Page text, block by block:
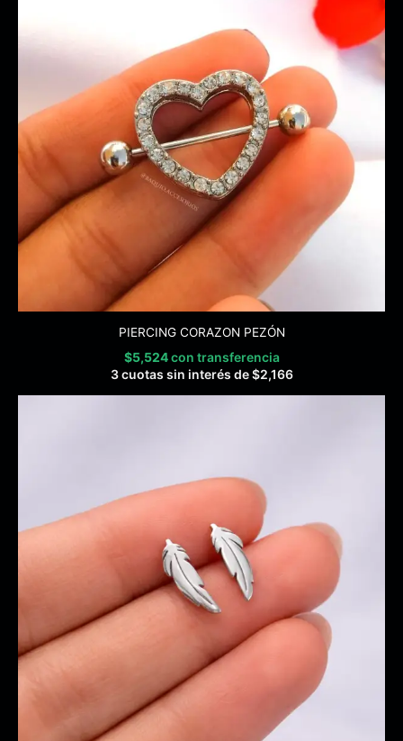
PIERCING CORAZON PEZÓN
$5,524 con transferencia
3 cuotas sin interés de$2,166